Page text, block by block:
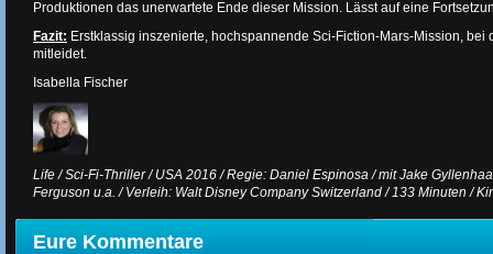
Produktionen das unerwartete Ende dieser Mission. Lässt auf eine
Fazit: Erstklassig inszenierte, hochspannende Sci-Fiction-Mars-Mission, bei
mitleidet.
Isabella Fischer
Life / Sci-Fi-Thriller / USA 2016 / Regie: Daniel Espinosa / mit Jake
Ferguson u.a. / Verleih: Walt Disney Company Switzerland / 133 Minuten /
Eure Kommentare